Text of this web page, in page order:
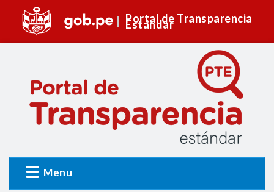
Portal de Transparencia
Estándar
Menu